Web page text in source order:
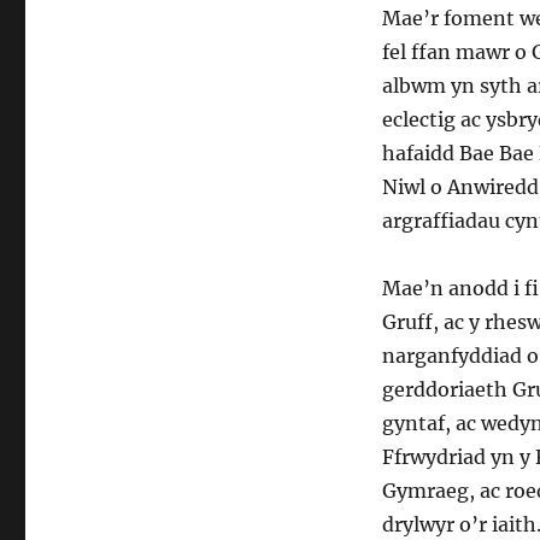
Mae’r foment
fel ffan mawr o
albwm yn syth
eclectig ac
hafaidd Bae
Niwl o
argraffiadau
Mae’n anodd i
Gruff, ac y
narganfyddiad
gerddoriaeth
gyntaf, ac
Ffrwydriad yn y
Gymraeg, ac
drylwyr o’r